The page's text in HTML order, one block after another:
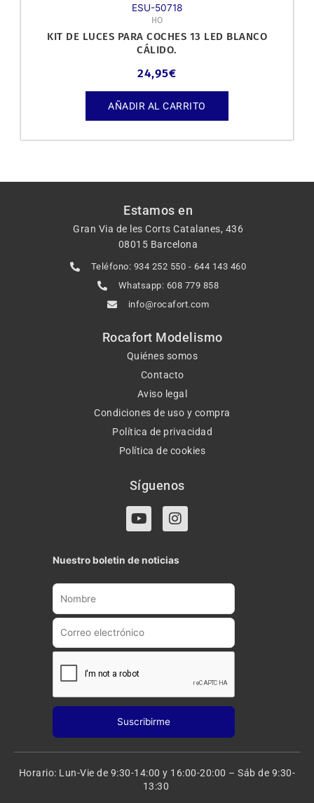
ESU-50718
HO
KIT DE LUCES PARA COCHES 13 LED BLANCO
CÁLIDO.
24,95€
AÑADIR AL CARRITO
Estamos en
Gran Via de les Corts Catalanes, 436
08015 Barcelona
Teléfono: 934 252 550 - 644 143 460
Whatsapp: 608 779 858
info@rocafort.com
Rocafort Modelismo
Quiénes somos
Contacto
Aviso legal
Condiciones de uso y compra
Política de privacidad
Política de cookies
Síguenos
Y
o
t
u
b
I
n
t
a
g
a
Nuestro boletin de noticias
Horario: Lun-Vie de 9:30-14:00 y 16:00-20:00 – Sáb de 9:30-
13:30